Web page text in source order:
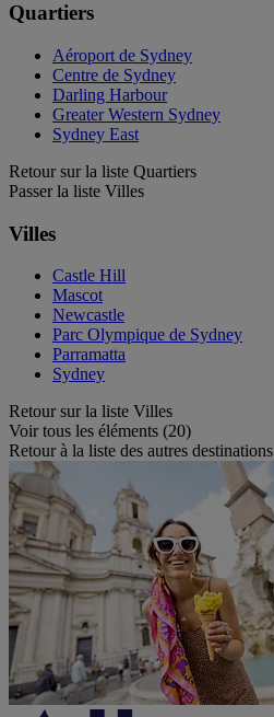
Quartiers
Aéroport de Sydney
Centre de Sydney
Darling Harbour
Greater Western Sydney
Sydney East
Retour sur la liste Quartiers
Passer la liste Villes
Villes
Castle Hill
Mascot
Newcastle
Parc Olympique de Sydney
Parramatta
Sydney
Retour sur la liste Villes
Voir tous les éléments (20)
Retour à la liste des autres destinations